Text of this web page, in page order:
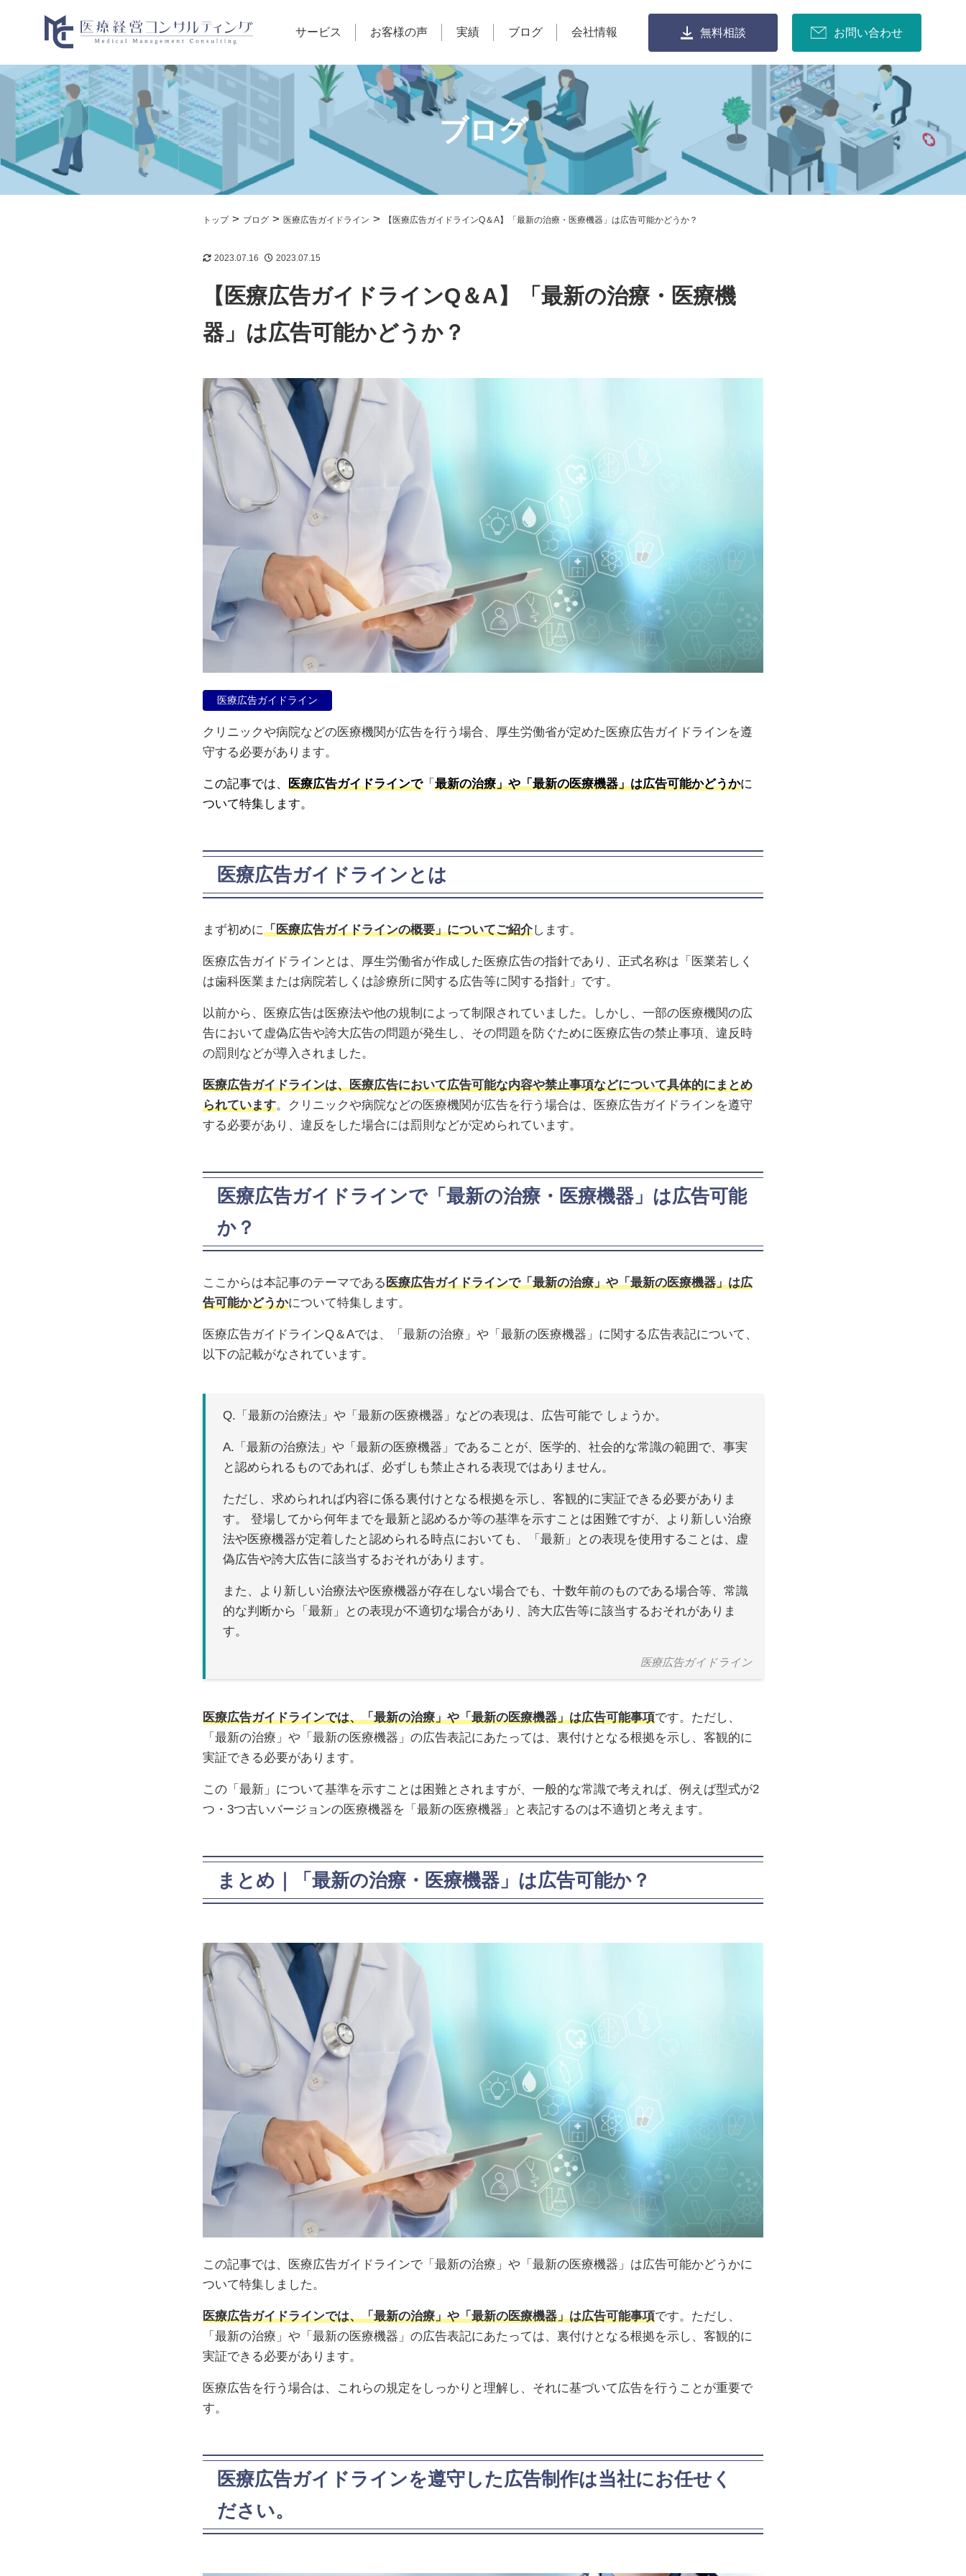
サービス お客様の声 実績 ブログ 会社情報 無料相談 お問い合わせ
ブログ
トップ> ブログ > 医療広告ガイドライン > 【医療広告ガイドラインQ＆A】「最新の治療・医療機器」は広告可能かどうか？
2023.07.16 2023.07.15
【医療広告ガイドラインQ＆A】「最新の治療・医療機
器」は広告可能かどうか？
医療広告ガイドライン
クリニックや病院などの医療機関が広告を行う場合、厚生労働省が定めた医療広告ガイドラインを遵
守する必要があります。
この記事では、 医療広告ガイドラインで「 最新の治療」や「最新の医療機器」は広告可能かどうかに
ついて特集します。
医療広告ガイドラインとは
まず初めに「医療広告ガイドラインの概要」についてご紹介します。
医療広告ガイドラインとは、厚生労働省が作成した医療広告の指針であり、正式名称は「医業若しく
は歯科医業または病院若しくは診療所に関する広告等に関する指針」です。
以前から、医療広告は医療法や他の規制によって制限されていました。しかし、一部の医療機関の広
告において虚偽広告や誇大広告の問題が発生し、その問題を防ぐために医療広告の禁止事項、違反時
の罰則などが導入されました。
医療広告ガイドラインは、医療広告において広告可能な内容や禁止事項などについて具体的にまとめ
られています。クリニックや病院などの医療機関が広告を行う場合は、医療広告ガイドラインを遵守
する必要があり、違反をした場合には罰則などが定められています。
医療広告ガイドラインで「最新の治療・医療機器」は広告可能
か？
ここからは本記事のテーマである医療広告ガイドラインで「最新の治療」や「最新の医療機器」は広
告可能かどうかについて特集します。
医療広告ガイドラインQ＆Aでは、「最新の治療」や「最新の医療機器」に関する広告表記について、
以下の記載がなされています。
Q.「最新の治療法」や「最新の医療機器」などの表現は、広告可能で しょうか。
A.「最新の治療法」や「最新の医療機器」であることが、医学的、社会的な常識の範囲で、事実
と認められるものであれば、必ずしも禁止される表現ではありません。
ただし、求められれば内容に係る裏付けとなる根拠を示し、客観的に実証できる必要がありま
す。 登場してから何年までを最新と認めるか等の基準を示すことは困難ですが、より新しい治療
法や医療機器が定着したと認められる時点においても、「最新」との表現を使用することは、虚
偽広告や誇大広告に該当するおそれがあります。
また、より新しい治療法や医療機器が存在しない場合でも、十数年前のものである場合等、常識
的な判断から「最新」との表現が不適切な場合があり、誇大広告等に該当するおそれがありま
す。
医療広告ガイドライン
医療広告ガイドラインでは、「最新の治療」や「最新の医療機器」は広告可能事項です。ただし、
「最新の治療」や「最新の医療機器」の広告表記にあたっては、裏付けとなる根拠を示し、客観的に
実証できる必要があります。
この「最新」について基準を示すことは困難とされますが、一般的な常識で考えれば、例えば型式が2
つ・3つ古いバージョンの医療機器を「最新の医療機器」と表記するのは不適切と考えます。
まとめ｜「最新の治療・医療機器」は広告可能か？
この記事では、医療広告ガイドラインで「最新の治療」や「最新の医療機器」は広告可能かどうかに
ついて特集しました。
医療広告ガイドラインでは、「最新の治療」や「最新の医療機器」は広告可能事項です。ただし、
「最新の治療」や「最新の医療機器」の広告表記にあたっては、裏付けとなる根拠を示し、客観的に
実証できる必要があります。
医療広告を行う場合は、これらの規定をしっかりと理解し、それに基づいて広告を行うことが重要で
す。
医療広告ガイドラインを遵守した広告制作は当社にお任せく
ださい。